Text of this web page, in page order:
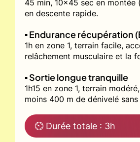
45 min, 10x45 sec en montée
en descente rapide.
▪️ Endurance récupération
1h en zone 1, terrain facile,
relâchement musculaire et la
▪️ Sortie longue tranquille
1h15 en zone 1, terrain
moins 400 m de dénivelé
⏲ Durée totale : 3h